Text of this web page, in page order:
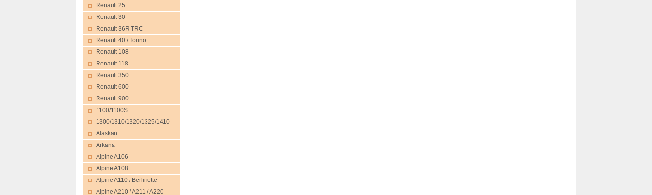
Renault 25
Renault 30
Renault 36R TRC
Renault 40 / Torino
Renault 108
Renault 118
Renault 350
Renault 600
Renault 900
1100/1100S
1300/1310/1320/1325/1410
Alaskan
Arkana
Alpine A106
Alpine A108
Alpine A110 / Berlinette
Alpine A210 / A211 / A220